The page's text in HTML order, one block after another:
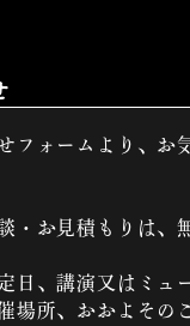
フォームより、お
・お見積もりは、
日、講演又はミュ
場所、おおよその